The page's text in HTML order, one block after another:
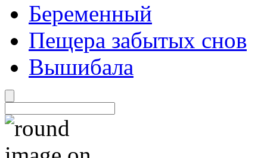
Беременный
Пещера забытых снов
Вышибала